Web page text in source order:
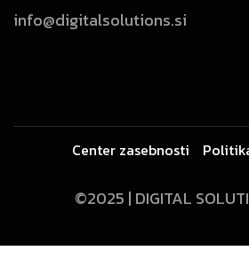
info@digitalsolutions.si
©2025 | DIGITAL
Center zasebnosti